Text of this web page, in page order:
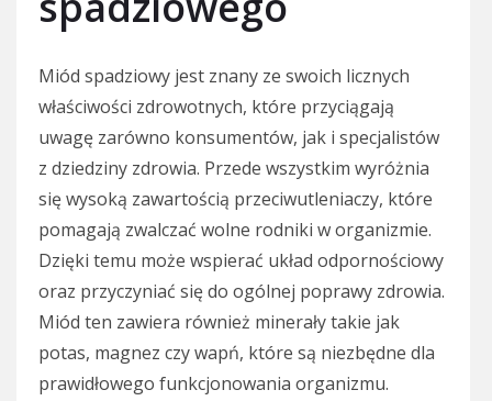
Miód spadziowy jest znany ze swoich licznych
właściwości zdrowotnych, które przyciągają
uwagę zarówno konsumentów, jak i specjalistów
z dziedziny zdrowia. Przede wszystkim wyróżnia
się wysoką zawartością przeciwutleniaczy, które
pomagają zwalczać wolne rodniki w organizmie.
Dzięki temu może wspierać układ odpornościowy
oraz przyczyniać się do ogólnej poprawy zdrowia.
Miód ten zawiera również minerały takie jak
potas, magnez czy wapń, które są niezbędne dla
prawidłowego funkcjonowania organizmu.